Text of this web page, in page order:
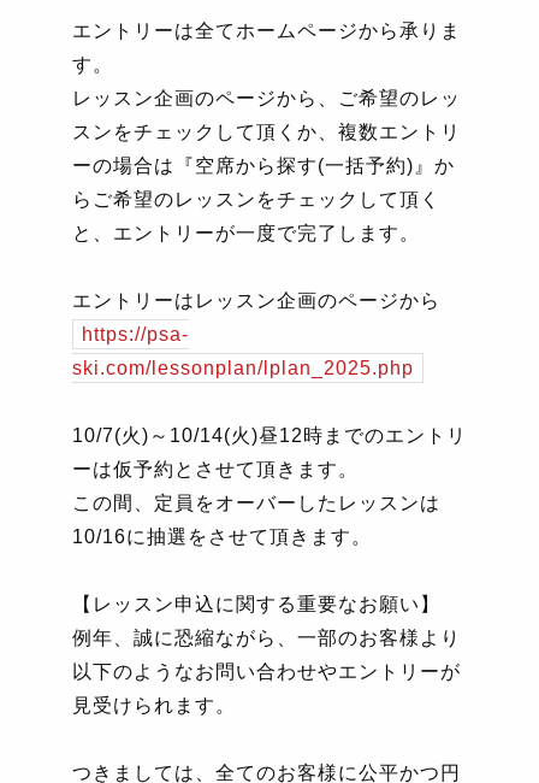
エントリーは全てホームページから承りま
す。
レッスン企画のページから、ご希望のレッ
スンをチェックして頂くか、複数エントリ
ーの場合は『空席から探す(一括予約) 』か
らご希望のレッスンをチェックして頂く
と、エントリーが一度で完了します。
エントリーはレッスン企画のページから
https://psa-
ski.com/lessonplan/lplan_2025.php
10/7(火) ～ 10/14(火)昼12時までのエントリ
ーは仮予約とさせて頂きます。
この間、定員をオーバーしたレッスンは
10/16に抽選をさせて頂きます。
【レッスン申込に関する重要なお願い】
例年、誠に恐縮ながら、一部のお客様より
以下のようなお問い合わせやエントリーが
見受けられます。
つきましては、全てのお客様に公平かつ円